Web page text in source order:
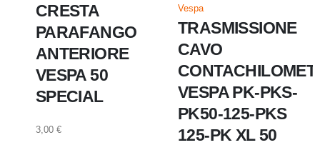
CRESTA
PARAFANGO
ANTERIORE
VESPA 50
SPECIAL
3,00 €
Vespa
TRASMISSIONE
CAVO
VESPA PK-PKS-
PK50-125-PKS
125-PK XL 50